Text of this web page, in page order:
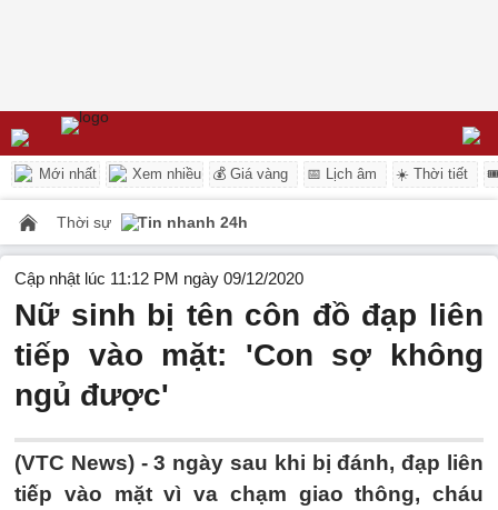
Mới nhất Xem nhiều 💰 Giá vàng 📅 Lịch âm ☀️ Thời tiết
Thời sự Tin nhanh 24h
Cập nhật lúc 11:12 PM ngày 09/12/2020
Nữ sinh bị tên côn đồ đạp liên
tiếp vào mặt: 'Con sợ không
ngủ được'
(VTC News) -3 ngày sau khi bị đánh, đạp liên
tiếp vào mặt vì va chạm giao thông, cháu